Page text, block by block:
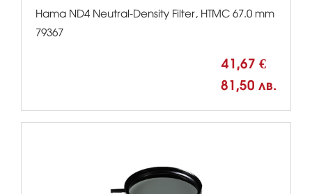
Hama ND4 Neutral-Density Filter, HTMC 67.0 mm
79367
41,67 €
81,50 лв.